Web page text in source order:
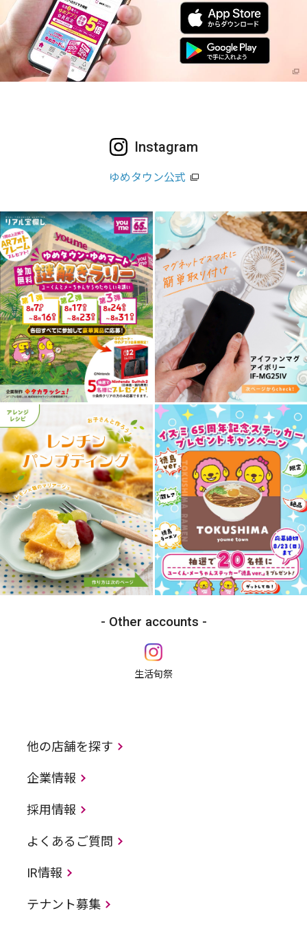
Instagram
ゆめタウン公式
Other accounts
生活旬祭
他の店舗を探す
企業情報
採用情報
よくあるご質問
IR情報
テナント募集